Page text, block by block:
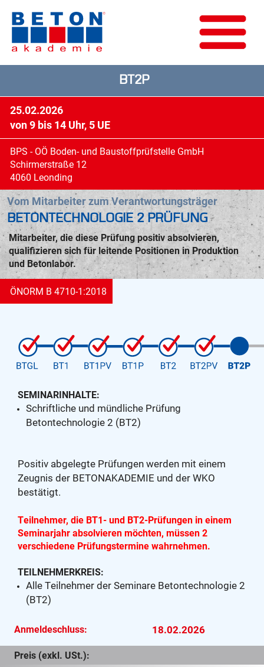
Vom Mitarbeiter zum Verantwortungsträger
BETONTECHNOLOGIE 2 PRÜFUNG
Mitarbeiter, die diese Prüfung positiv absolvieren,
qualifizieren sich für leitende Positionen in Produktion
und Betonlabor.
BT2P
25.02.2026
von 9 bis 14 Uhr, 5 UE
BPS - OÖ Boden- und Baustoffprüfstelle GmbH
Schirmerstraße 12
4060 Leonding
ÖNORM B 4710-1:2018
SEMINARINHALTE:
Schriftliche und mündliche Prüfung
Betontechnologie 2 (BT2)
Positiv abgelegte Prüfungen werden mit einem
Zeugnis der BETONAKADEMIE und der WKO
bestätigt.
Teilnehmer, die BT1- und BT2-Prüfungen in einem
Seminarjahr absolvieren möchten, müssen 2
verschiedene Prüfungstermine wahrnehmen.
TEILNEHMERKREIS:
Alle Teilnehmer der Seminare Betontechnologie 2
(BT2)
Anmeldeschluss: 18.02.2026
Preis (exkl. USt.):